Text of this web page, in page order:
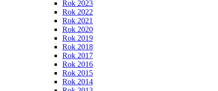
Rok 2023
Rok 2022
Rok 2021
Rok 2020
Rok 2019
Rok 2018
Rok 2017
Rok 2016
Rok 2015
Rok 2014